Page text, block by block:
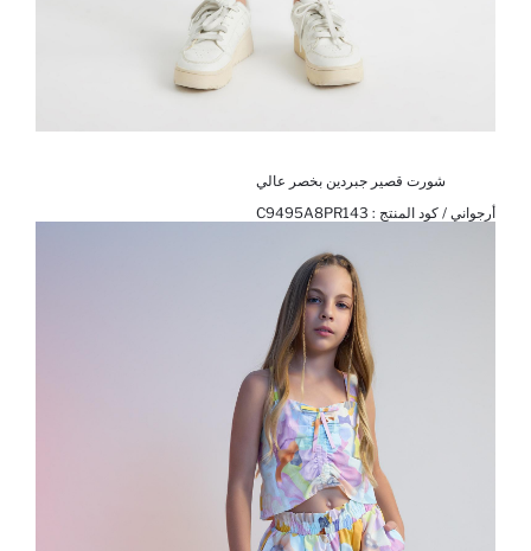
شورت قصير جبردين بخصر عالي
أرجواني / كود المنتج : C9495A8PR143